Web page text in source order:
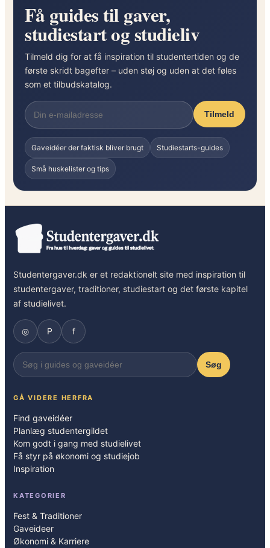
Få guides til gaver,
studiestart og studieliv
Tilmeld dig for at få inspiration til studentertiden og de
første skridt bagefter – uden støj og uden at det føles
som et tilbudskatalog.
Tilmeld
Gaveidéer der faktisk bliver brugt Studiestarts-guides
Små huskelister og tips
Studentergaver.dk er et redaktionelt site med inspiration til
studentergaver, traditioner, studiestart og det første kapitel
af studielivet.
◎ P f
Søg
GÅ VIDERE HERFRA
Find gaveidéer
Planlæg studentergildet
Kom godt i gang med studielivet
Få styr på økonomi og studiejob
Inspiration
KATEGORIER
Fest & Traditioner
Gaveideer
Økonomi & Karriere